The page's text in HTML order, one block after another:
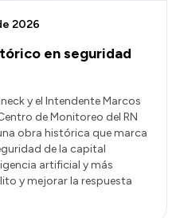
en seguridad
2026
y el Intendente Marcos
de Monitoreo del RN
obra histórica que marca
de la capital
artificial y más
y mejorar la respuesta